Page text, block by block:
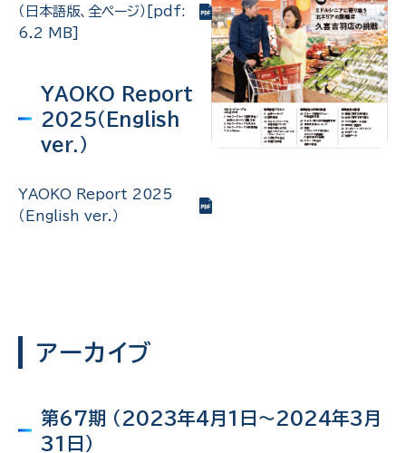
（日本語版、全ページ）[pdf:
6.2 MB]
YAOKO Report
2025（English
ver.）
YAOKO Report 2025
（English ver.）
アーカイブ
第67期 （2023年4月1日～2024年3月
31日）